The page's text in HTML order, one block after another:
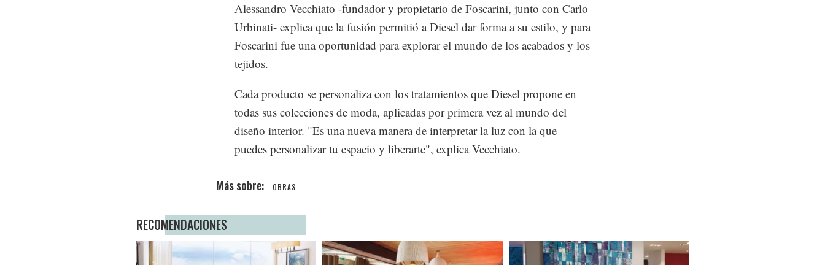
Alessandro Vecchiato -fundador y propietario de Foscarini, junto con Carlo
Urbinati- explica que la fusión permitió a Diesel dar forma a su estilo, y para
Foscarini fue una oportunidad para explorar el mundo de los acabados y los
tejidos.
Cada producto se personaliza con los tratamientos que Diesel propone en
todas sus colecciones de moda, aplicadas por primera vez al mundo del
diseño interior. "Es una nueva manera de interpretar la luz con la que
puedes personalizar tu espacio y liberarte", explica Vecchiato.
OBRAS
RECOMENDACIONES